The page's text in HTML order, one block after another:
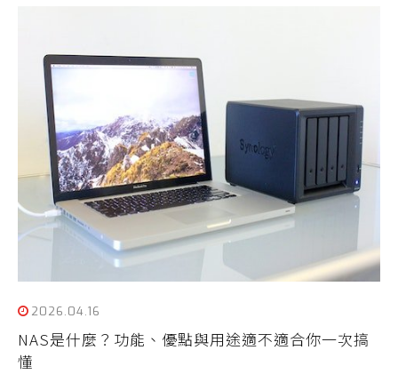
2026.04.16
NAS是什麼？功能、優點與用途適不適合你一次搞
懂